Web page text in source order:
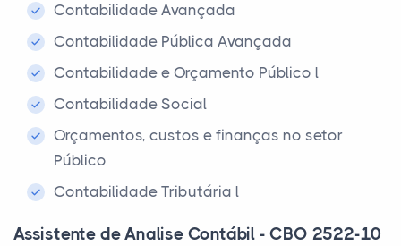
Contabilidade Avançada
Contabilidade Pública Avançada
Contabilidade e Orçamento Público l
Contabilidade Social
Orçamentos, custos e finanças no setor
Público
Contabilidade Tributária l
Assistente de Analise Contábil - CBO 2522-10